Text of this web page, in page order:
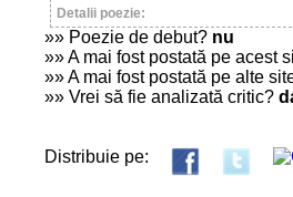
Detalii poezie:
»» Poezie de debut? nu
»» A mai fost postată pe acest
»» A mai fost postată pe alte
»» Vrei să fie analizată critic?
Distribuie pe: